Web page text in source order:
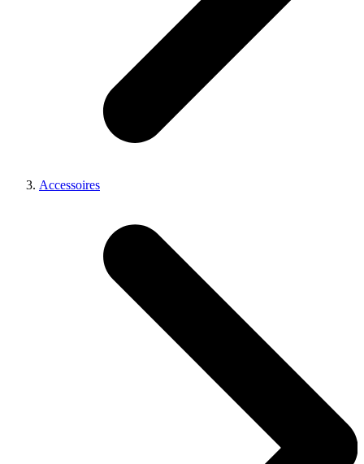
Accessoires